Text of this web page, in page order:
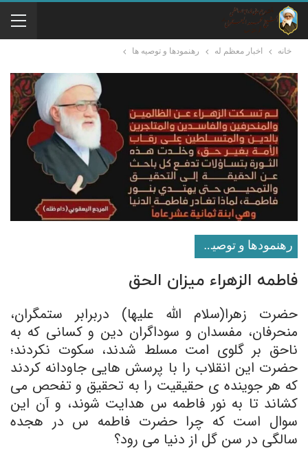
خانه اخبار معظم له رهنمودها و توصیه ها
رهنمودها و توصیه ها
فاطمه الزهراء میزان الحق
حضرت زهرا(سلام الله علیها) دربرابر ستمگران،
منحرفان، مفسدان و سوداگران دین و کسانی که به
ناحق بر گلوی امت مسلط شدند، سکوت نکردند؛
حضرت این انقلاب را با پرسش هایی جاودانه کردند
که هر جوینده ی حقیقیت را به تحقیق و تفحص می
کشاند تا به نور فاطمه س هدایت شوند، و آن این
سوال است که چرا حضرت فاطمه س در هجده
سالگی در سن گل از دنیا می رود؟